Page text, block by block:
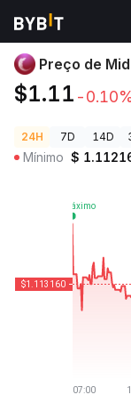
Preços de
Preço de
$1.11 -
24H 7D 14D
Mínimo $